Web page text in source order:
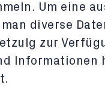
Um eine
diverse
zur
Informationen